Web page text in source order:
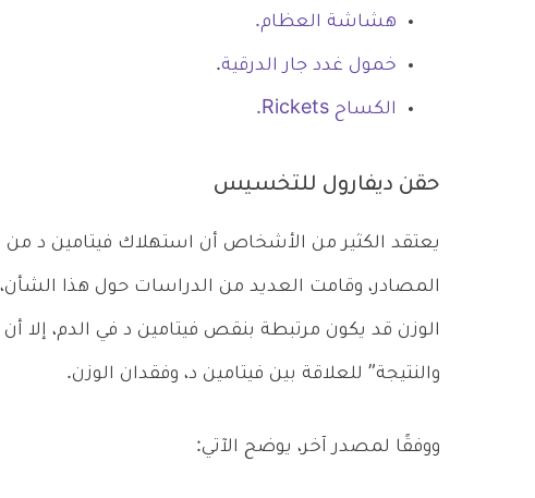
هشاشة العظام.
خمول غدد جار الدرقية.
الكساح Rickets.
حقن ديفارول للتخسيس
يعتقد الكثير من الأشخاص أن استهلاك فيتامين د
المصادر، وقامت العديد من الدراسات حول هذا
الوزن قد يكون مرتبطة بنقص فيتامين د في الدم، إلا
والنتيجة” للعلاقة بين فيتامين د، وفقدان الوزن.
ووفقًا لمصدر آخر، يوضح الآتي: